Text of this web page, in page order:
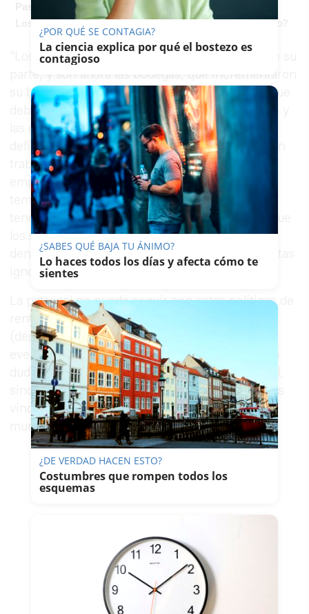
Pasaportes que abren puertas
Los pasaportes más poderosos del mundo, ¿está el tuyo?
"Los trabajadores ya pusieron entonces todo de su
parte, y son ahora las bodegas, que incrementaron
su beneficio neto en los dos últimos años, las que
deben responder asegurando el empleo estable y
las condiciones dignas de sus trabajadores",
defienden. Ganemos Jerez denuncia que existen
trabajadores que llevan hasta doce años en la
empresa de contrato temporal en contrato
temporal, avisa que la temporalidad es una
tendencia al alza realmente peligrosa, y alerta que
los sindicatos han interpuesto numerosas
denuncias a la Inspección de Trabajo siendo estas
ignoradas.
La patronal no puede seguir con estas políticas de
rentabilidad económica a cualquier coste
(despreciando la antigüedad y apostando por la
eventualidad), ya que "al final no solo pondrá en
duda su compromiso laboral y ética empresarial,
sino que se verá mermada la calidad de nuestros
vinos, y por ende, la marca Jerez en todo el
mundo".
¿POR QUÉ SE CONTAGIA?
La ciencia explica por qué el bostezo es
contagioso
¿SABES QUÉ BAJA TU ÁNIMO?
Lo haces todos los días y afecta cómo te
sientes
¿DE VERDAD HACEN ESTO?
Costumbres que rompen todos los
esquemas